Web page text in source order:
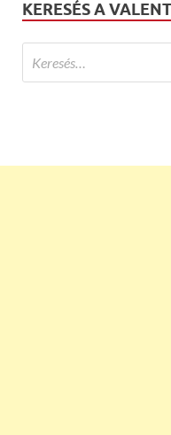
KERESÉS A